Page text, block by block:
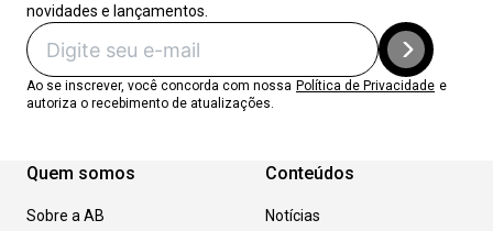
novidades e lançamentos.
Ao se inscrever, você concorda com nossa Política de Privacidade e
autoriza o recebimento de atualizações.
Quem somos
Sobre a AB
Conteúdos
Notícias